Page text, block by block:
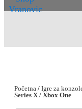
Početna / Igre za
Series X / Xbox One